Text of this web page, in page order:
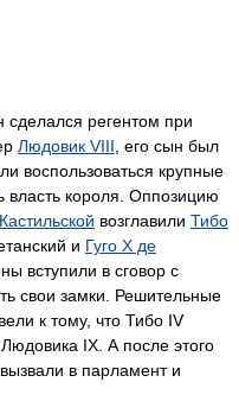
сделался регентом при
Людовик VIII, его сын был
воспользоваться крупные
короля. Оппозицию
возглавили Тибо
и Гуго X де
вступили в сговор с
свои замки. Решительные
к тому, что Тибо IV
IX. А после этого
в парламент и